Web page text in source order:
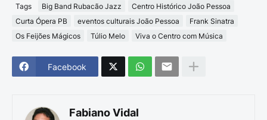
Tags Big Band Rubacão Jazz
Centro Histórico João Pessoa
Curta Ópera PB
eventos culturais João Pessoa
Frank Sinatra
Os Feijões Mágicos
Túlio Melo Viva o Centro com Música
Facebook
Fabiano Vidal